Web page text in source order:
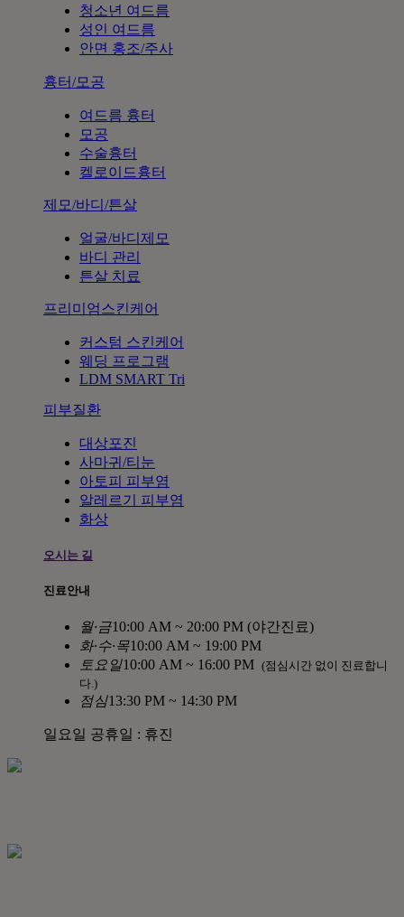
청소년 여드름
성인 여드름
안면 홍조/주사
흉터/모공
여드름 흉터
모공
수술흉터
켈로이드흉터
제모/바디/튼살
얼굴/바디제모
바디 관리
튼살 치료
프리미엄스킨케어
커스텀 스킨케어
웨딩 프로그램
LDM SMART Tri
피부질환
대상포진
사마귀/티눈
아토피 피부염
알레르기 피부염
화상
오시는 길
진료안내
월·금10:00 AM ~ 20:00 PM (야간진료)
화·수·목10:00 AM ~ 19:00 PM
토 요 일10:00 AM ~ 16:00 PM (점심시간 없이 진료합니
다.)
점심13:30 PM ~ 14:30 PM
일요일 공휴일 : 휴진